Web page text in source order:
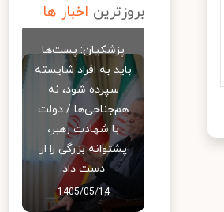
بروزترین اخبار ها
پزشکیان: پست‌ها
باید به افراد شایسته
سپرده شود، نه
هم‌جناحی‌ها / دولت
با شهادت رهبر،
پشتوانه بزرگی را از
دست داد
1405/05/14